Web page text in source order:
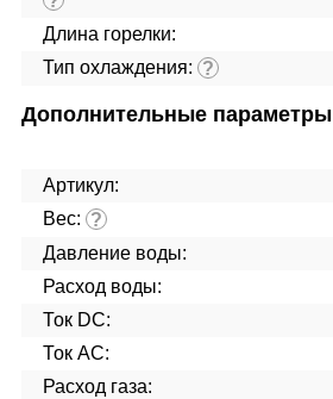
Длина горелки:
Тип охлаждения: ?
Дополнительные параметры
Артикул:
Вес: ?
Давление воды:
Расход воды:
Ток DC:
Ток AC:
Расход газа: